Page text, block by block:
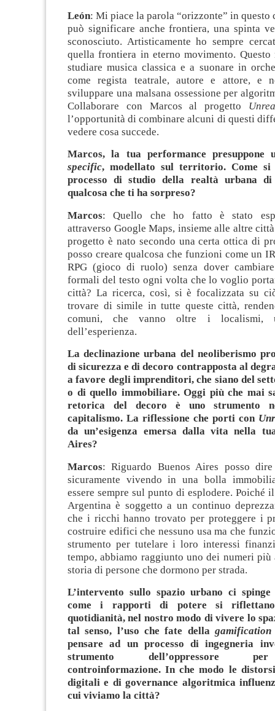
León: Mi piace la parola “orizzonte” in questo
può significare anche frontiera, una spinta
sconosciuto. Artisticamente ho sempre
quella frontiera in eterno movimento.
studiare musica classica e a suonare in
come regista teatrale, autore e attore, e
sviluppare una malsana ossessione per
Collaborare con Marcos al progetto
l’opportunità di combinare alcuni di questi
vedere cosa succede.
Marcos, la tua performance
specific, modellato sul territorio. Come
processo di studio della realtà urbana di
qualcosa che ti ha sorpreso?
Marcos: Quello che ho fatto è stato
attraverso Google Maps, insieme alle altre
progetto è nato secondo una certa ottica di
posso creare qualcosa che funzioni come un
RPG (gioco di ruolo) senza dover
formali del testo ogni volta che lo voglio
città? La ricerca, così, si è focalizzata su
trovare di simile in tutte queste città,
comuni, che vanno oltre i localismi,
dell’esperienza.
La declinazione urbana del neoliberismo
di sicurezza e di decoro contrapposta al
a favore degli imprenditori, che siano del
o di quello immobiliare. Oggi più che mai
retorica del decoro è uno strumento
capitalismo. La riflessione che porti con
da un’esigenza emersa dalla vita nella
Aires?
Marcos: Riguardo Buenos Aires posso
sicuramente vivendo in una bolla
essere sempre sul punto di esplodere. Poiché
Argentina è soggetto a un continuo
che i ricchi hanno trovato per proteggere i
costruire edifici che nessuno usa ma che
strumento per tutelare i loro interessi
tempo, abbiamo raggiunto uno dei numeri
storia di persone che dormono per strada.
L’intervento sullo spazio urbano ci
come i rapporti di potere si
quotidianità, nel nostro modo di vivere lo
tal senso, l’uso che fate della gamification
pensare ad un processo di ingegneria
strumento dell’oppressore
controinformazione. In che modo le
digitali e di governance algoritmica
cui viviamo la città?